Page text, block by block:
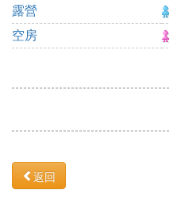
露營
空房
返回